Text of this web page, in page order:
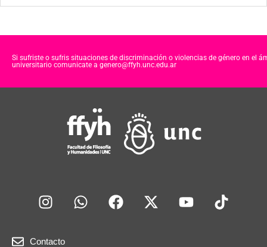
Si sufriste o sufris situaciones de discriminación o violencias de género en el
universitario comunicate a genero@ffyh.unc.edu.ar
Contacto